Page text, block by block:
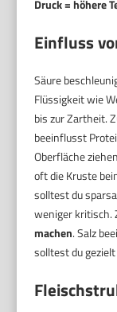
Druck = höhere
Einfluss
Säure
Flüssigkeit wie
bis zur Zartheit.
beeinflusst
Oberfläche
oft die Kruste
solltest du
weniger
machen. Salz
solltest du